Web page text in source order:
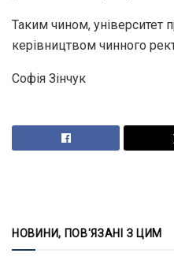
Таким чином, університет
керівництвом чинного
Софія Зінчук
НОВИНИ, ПОВ'ЯЗАНІ З ЦИМ